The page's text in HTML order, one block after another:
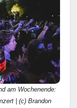
am Wochenende:
| (c) Brandon